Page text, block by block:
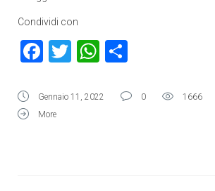
Condividi con
Facebook
TwitterWhatsApp
Gennaio 11, 2022 0 1666
More